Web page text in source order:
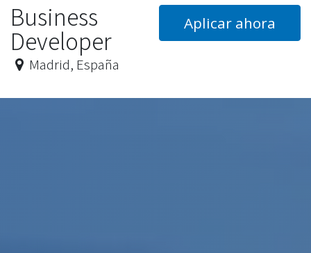
Aplicar ahora
Business
Developer
Madrid, España